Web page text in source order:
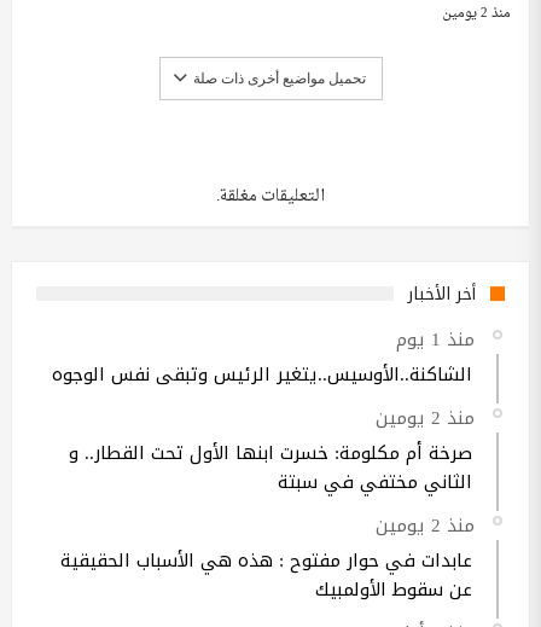
منذ 2 يومين
تحميل مواضيع أخرى ذات صلة
التعليقات مغلقة.
أخر الأخبار
منذ 1 يوم
الشاكنة..الأوسيس..يتغير الرئيس وتبقى نفس الوجوه
منذ 2 يومين
صرخة أم مكلومة: خسرت ابنها الأول تحت القطار.. و
الثاني مختفي في سبتة
منذ 2 يومين
عابدات في حوار مفتوح : هذه هي الأسباب الحقيقية
عن سقوط الأولمبيك